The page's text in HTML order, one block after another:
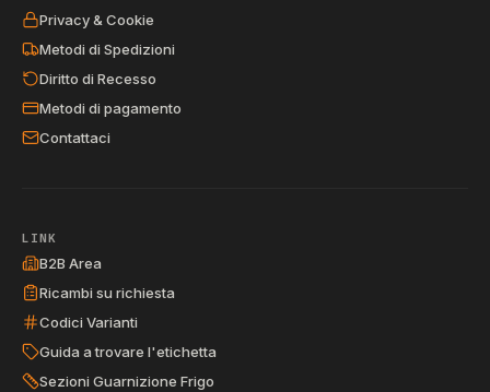
Privacy & Cookie
Metodi di Spedizioni
Diritto di Recesso
Metodi di pagamento
Contattaci
LINK
B2B Area
Ricambi su richiesta
Codici Varianti
Guida a trovare l'etichetta
Sezioni Guarnizione Frigo